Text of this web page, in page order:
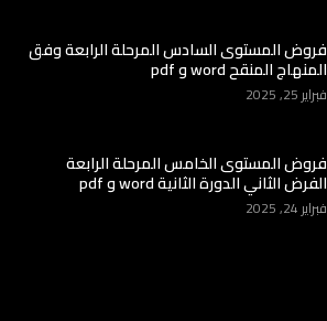
فروض المستوى السادس المرحلة الرابعة وفق
المنهاج المنقح word و pdf
فبراير 25, 2025
فروض المستوى الخامس المرحلة الرابعة
الفرض الثاني الدورة الثانية word و pdf
فبراير 24, 2025